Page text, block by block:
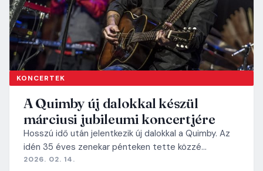
KONCERTEK
A Quimby új dalokkal készül
márciusi jubileumi koncertjére
Hosszú idő után jelentkezik új dalokkal a Quimby. Az
idén 35 éves zenekar pénteken tette közzé…
2026. 02. 14.